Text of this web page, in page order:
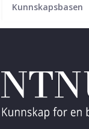
Kunnskapsbasen